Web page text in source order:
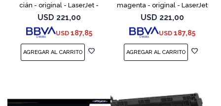
cián - original - LaserJet -
cartucho de tóner (CF401X) -
para Color LaserJet Pro
M252dn, M252dw, M
USD 221,00
USD 187,85
magenta - original - LaserJet
- cartucho de tóner (CF403X)
- para Color LaserJet Pro
M252dn, M252dw
USD 221,00
USD 187,85